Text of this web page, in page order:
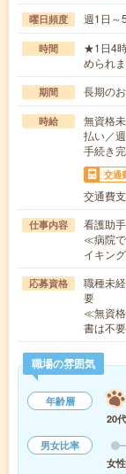
曜日頻度 週1日
時間
★1日4
められ
期間 長期の
時給
無資格
払い／
手続き
交通
交通費
仕事内容
看護助手
≪病院
イキン
応募資格
職種未
要
≪無資
書は不
職場の雰囲気
年齢層
20代
男女比率
女性